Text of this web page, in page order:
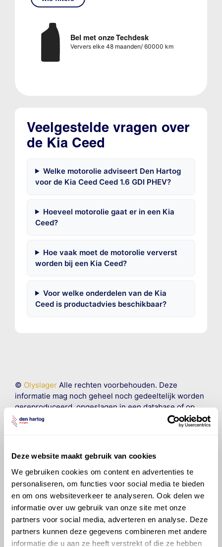
Deze website maakt gebruik van cookies
We gebruiken cookies om content en advertenties te
personaliseren, om functies voor social media te bieden
en om ons websiteverkeer te analyseren. Ook delen we
informatie over uw gebruik van onze site met onze
partners voor social media, adverteren en analyse. Deze
partners kunnen deze gegevens combineren met andere
informatie die u aan ze heeft verstrekt of die ze hebben
Bel met onze Techdesk
Ververs elke 48 maanden/ 60000 km
Veelgestelde vragen over
de Kia Ceed
Welke motorolie adviseert Den Hartog
voor de Kia Ceed Ceed 1.6 GDI PHEV?
Hoeveel motorolie gaat er in een Kia
Ceed?
Hoe vaak moet de motorolie ververst
worden bij een Kia Ceed?
Voor welke onderdelen van de Kia
Ceed is productadvies beschikbaar?
© OlyslagerAlle rechten voorbehouden. Deze
informatie mag noch geheel noch gedeeltelijk worden
gereproduceerd, opgeslagen in een database of op
andere manieren worden overgedragen zonder
voorafgaande schriftelijke toestemming van Olyslager
en compleet mogelijk zijn, wordt geen
aansprakelijkheid aanvaard, anders dan waartoe een
wettelijke verplichting bestaat, voor schade of verlies
veroorzaakt door fouten of omissies in de verstrekte
informatie. Door deze olieaanbevelingsinformatie te
raadplegen en te gebruiken erkent de gebruiker dat
hij/zij de ervaring, de kennis en het vermogen heeft
om de vereiste onderhoudswerkzaamheden op een